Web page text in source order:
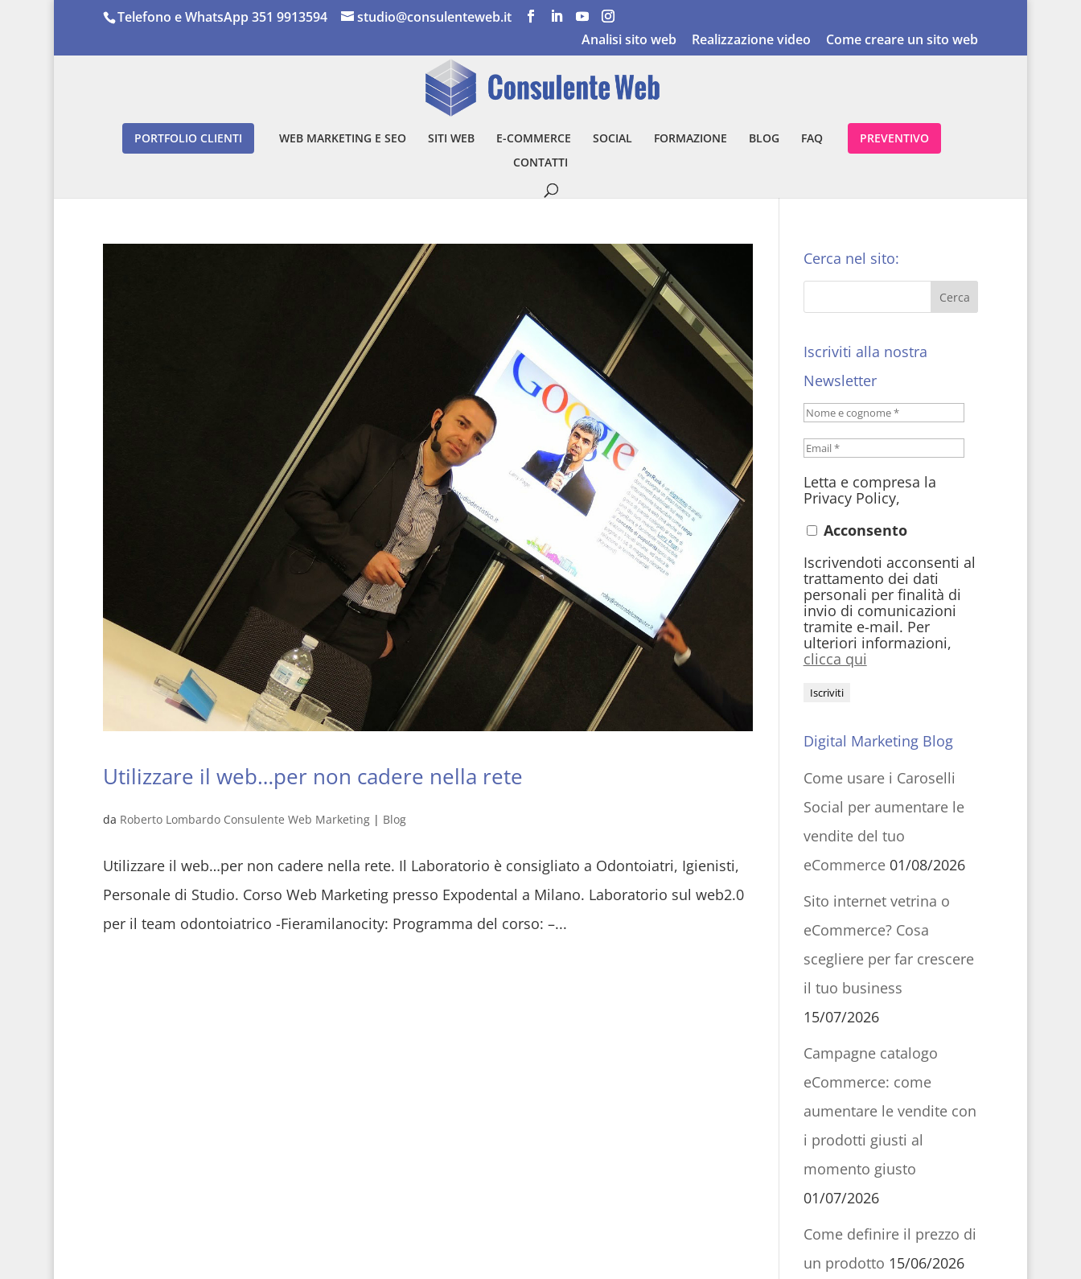
Telefono e WhatsApp 351 9913594
studio@consulenteweb.it
Analisi sito web
Realizzazione video Come creare un sito web
PORTFOLIO CLIENTI WEB MARKETING E SEO SITI WEB E-COMMERCE SOCIAL FORMAZIONE BLOG FAQ
PREVENTIVO
CONTATTI
Utilizzare il web…per non cadere nella rete
da Roberto Lombardo Consulente Web Marketing| Blog
Utilizzare il web…per non cadere nella rete. Il Laboratorio è consigliato a Odontoiatri, Igienisti,
Personale di Studio. Corso Web Marketing presso Expodental a Milano. Laboratorio sul web2.0
per il team odontoiatrico -Fieramilanocity: Programma del corso: –...
Cerca nel sito:
Iscriviti alla nostra
Newsletter
Letta e compresa la
Privacy Policy,
Acconsento
Iscrivendoti acconsenti al
trattamento dei dati
personali per finalità di
invio di comunicazioni
tramite e-mail. Per
ulteriori informazioni,
clicca qui
Digital Marketing Blog
Come usare i Caroselli
Social per aumentare le
vendite del tuo
eCommerce 01/08/2026
Sito internet vetrina o
eCommerce? Cosa
scegliere per far crescere
il tuo business
15/07/2026
Campagne catalogo
eCommerce: come
aumentare le vendite con
i prodotti giusti al
momento giusto
01/07/2026
Come definire il prezzo di
un prodotto 15/06/2026